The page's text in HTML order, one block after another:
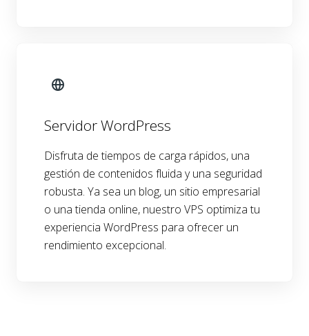
Servidor WordPress
Disfruta de tiempos de carga rápidos, una
gestión de contenidos fluida y una seguridad
robusta. Ya sea un blog, un sitio empresarial
o una tienda online, nuestro VPS optimiza tu
experiencia WordPress para ofrecer un
rendimiento excepcional.